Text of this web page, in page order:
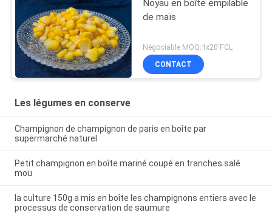
Noyau en boîte empilable
de maïs
Négociable MOQ:1x20'FCL
CONTACT
Les légumes en conserve
Champignon de champignon de paris en boîte par
supermarché naturel
Petit champignon en boîte mariné coupé en tranches salé
mou
la culture 150g a mis en boîte les champignons entiers avec le
processus de conservation de saumure